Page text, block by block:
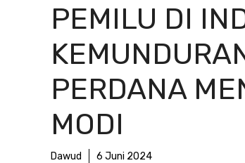
PEMILU DI
PERDANA
MODI
Dawud 6 Juni 2024